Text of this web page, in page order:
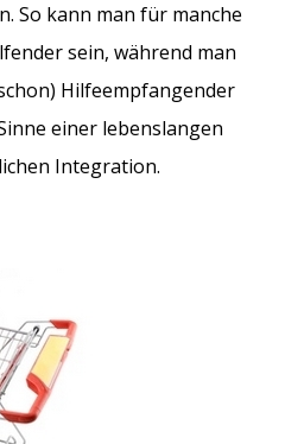
So kann man für manche
sein, während man
Hilfeempfangender
einer lebenslangen
Integration.